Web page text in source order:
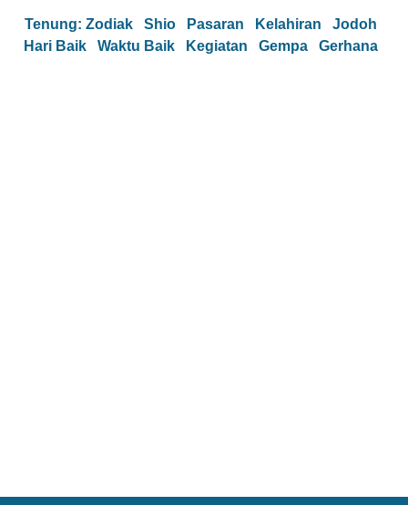
Tenung: Zodiak Shio Pasaran Kelahiran
Jodoh
Hari Baik
Waktu Baik Kegiatan Gempa Gerhana